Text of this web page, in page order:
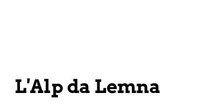
L'Alp da Lemna